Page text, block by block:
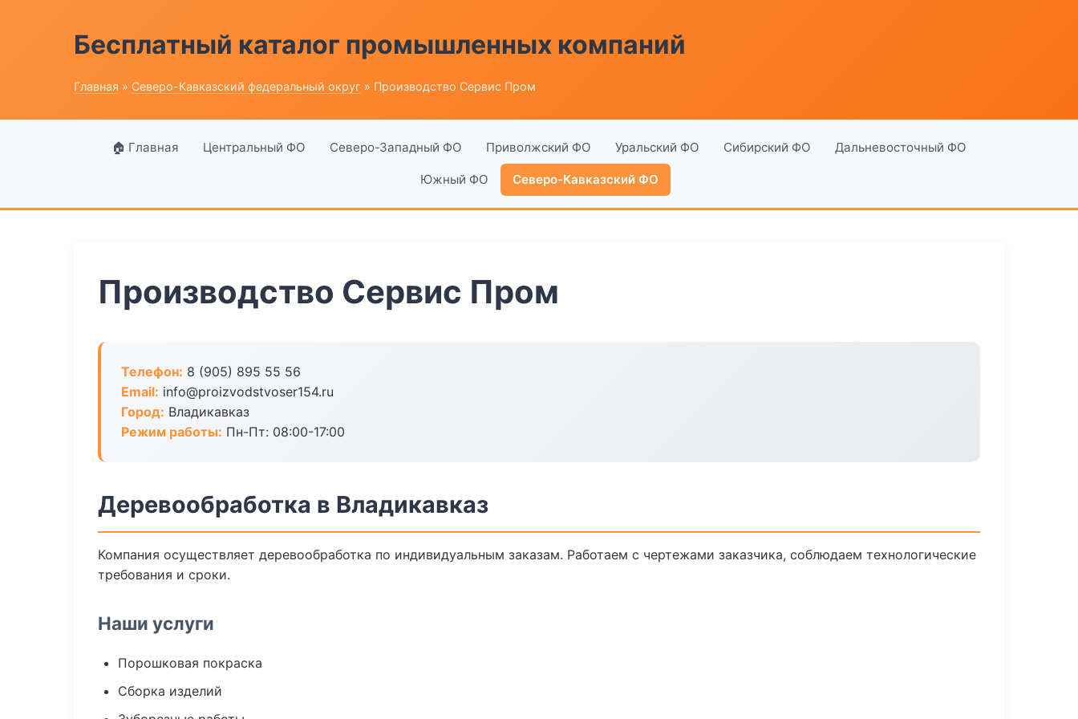
Бесплатный каталог промышленных компаний
Главная » Северо-Кавказский федеральный округ » Производство Сервис Пром
🏠 Главная Центральный ФО Северо-Западный ФО Приволжский ФО Уральский ФО Сибирский ФО Дальневосточный ФО
Южный ФО Северо-Кавказский ФО
Производство Сервис Пром
Телефон: 8 (905) 895 55 56
Email: info@proizvodstvoser154.ru
Город: Владикавказ
Режим работы: Пн-Пт: 08:00-17:00
Деревообработка в Владикавказ
Компания осуществляет деревообработка по индивидуальным заказам. Работаем с чертежами заказчика, соблюдаем технологические
требования и сроки.
Наши услуги
Порошковая покраска
Сборка изделий